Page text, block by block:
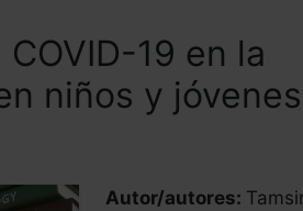
19 en la
niños y
Autor/autores: